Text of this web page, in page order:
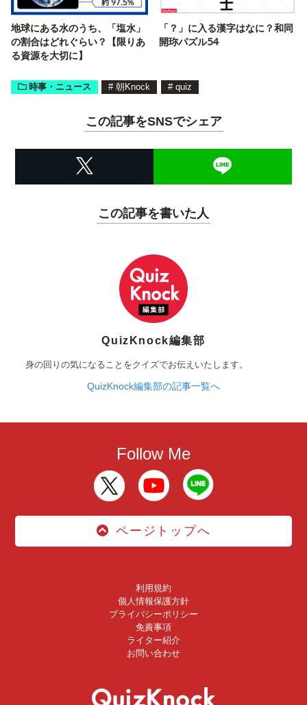
地球にある水のうち、「塩水」
の割合はどれぐらい？【限りあ
る資源を大切に】
「？」に入る漢字はなに？和同
開珎パズル54
時事・ニュース # 朝Knock # quiz
この記事をSNSでシェア
この記事を書いた人
QuizKnock編集部
身の回りの気になることをクイズでお伝えいたします。
QuizKnock編集部の記事一覧へ
Follow Me
ページトップへ
利用規約
個人情報保護方針
プライバシーポリシー
免責事項
ライター紹介
お問い合わせ